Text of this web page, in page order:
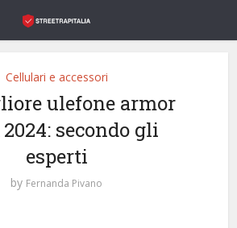
Cellulari e accessori
ulefone armor
secondo gli
esperti
by Fernanda Pivano